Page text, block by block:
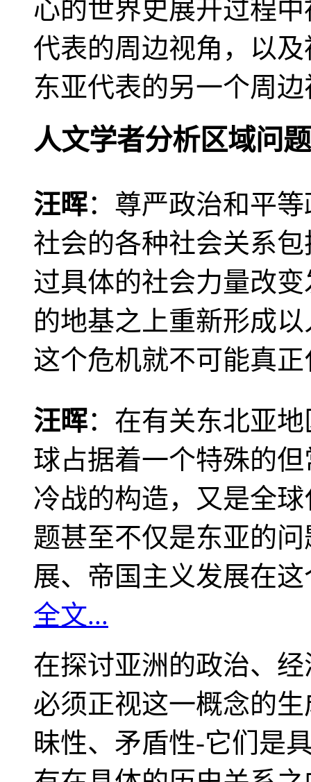
心的世界史展开过程
代表的周边视角，以
东亚代表的另一个周
人文学者分析区域问题
汪晖：尊严政治和平
社会的各种社会关系
过具体的社会力量改
的地基之上重新形成
这个危机就不可能真
汪晖：在有关东北亚
球占据着一个特殊的
冷战的构造，又是全
题甚至不仅是东亚的
展、帝国主义发展在
全文...
在探讨亚洲的政治、
必须正视这一概念的
昧性、矛盾性-它们是